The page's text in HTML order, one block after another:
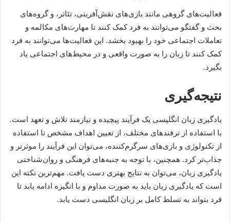
فعالیت‌های گروهی مانند بازی‌های نقش‌آفرینی، تئاتر، و گروه‌های
بحث و گفتگو می‌توانند به فرد کمک کنند تا مهارت‌های مکالمه و
تعاملات اجتماعی خود را بهبود بخشد. این فعالیت‌ها می‌توانند به فرد
کمک کنند تا زبان را به صورت واقعی و در محیط‌های اجتماعی یاد
بگیرد.
نتیجه‌گیری
یادگیری زبان انگلیسی یک فرآیند پیچیده و نیازمند تلاش و تعهد است.
با استفاده از ترفندهای مختلف، از تعیین اهداف مشخص تا استفاده
از تکنولوژی و بازی‌های سرگرم‌کننده، می‌توان این فرآیند را موثرتر و
جذاب‌تر کرد. همچنین، با توجه به جنبه‌های فرهنگی و روان‌شناختی
یادگیری زبان، می‌توان به نتایج بهتری دست یافت. مهم‌ترین نکته این
است که یادگیری زبان باید به صورت مداوم و با انگیزه ادامه یابد تا
فرد بتواند به تسلط کامل بر زبان انگلیسی دست یابد.